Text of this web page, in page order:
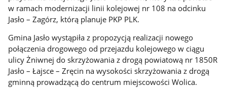
w ramach modernizacji linii kolejowej nr 108 na odcinku
Jasło – Zagórz, którą planuje PKP PLK.
Gmina Jasło wystąpiła z propozycją realizacji nowego
połączenia drogowego od przejazdu kolejowego w ciągu
ulicy Żniwnej do skrzyżowania z drogą powiatową nr 1850R
Jasło – Łajsce – Zręcin na wysokości skrzyżowania z drogą
gminną prowadzącą do centrum miejscowości Wolica.